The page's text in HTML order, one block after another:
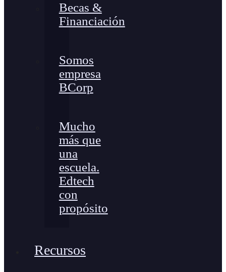
Becas &
Financiación
Somos
empresa
BCorp
Mucho
más que
una
escuela.
Edtech
con
propósito
Recursos